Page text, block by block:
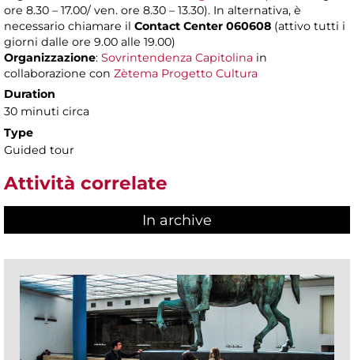
ore 8.30 – 17.00/ ven. ore 8.30 – 13.30). In alternativa, è
necessario chiamare il Contact Center 060608 (attivo tutti i
giorni dalle ore 9.00 alle 19.00)
Organizzazione: Sovrintendenza Capitolina in
collaborazione con Zètema Progetto Cultura
Duration
30 minuti circa
Type
Guided tour
Attività correlate
In archive